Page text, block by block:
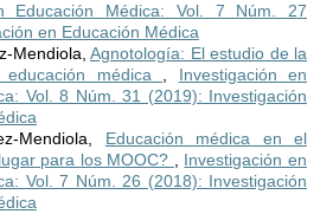
Educación Médica: Vol. 7 Núm. 27
en Educación Médica
Mendiola, Agnotología: El estudio de la
médica , Investigación en
Vol. 8 Núm. 31 (2019): Investigación
Mendiola, Educación médica en el
para los MOOC? , Investigación en
Vol. 7 Núm. 26 (2018): Investigación